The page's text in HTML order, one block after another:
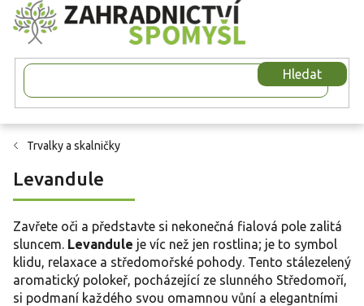
Přejít
na
obsah
Hledat
Trvalky a skalničky
Levandule
Zavřete oči a představte si nekonečná fialová pole zalitá
sluncem. Levandule je víc než jen rostlina; je to symbol
klidu, relaxace a středomořské pohody. Tento stálezelený
aromatický polokeř, pocházející ze slunného Středomoří,
si podmaní každého svou omamnou vůní a elegantními